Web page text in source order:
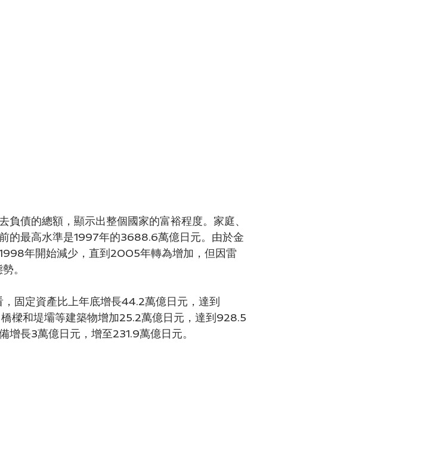
債的總額，顯示出整個國家的富裕程度。家庭、
的最高水準是1997年的3688.6萬億日元。由於金
年開始減少，直到2005年轉為增加，但因雷
。
固定資產比上年底增長44.2萬億日元，達到
樑和堤壩等建築物增加25.2萬億日元，達到928.5
增長3萬億日元，增至231.9萬億日元。